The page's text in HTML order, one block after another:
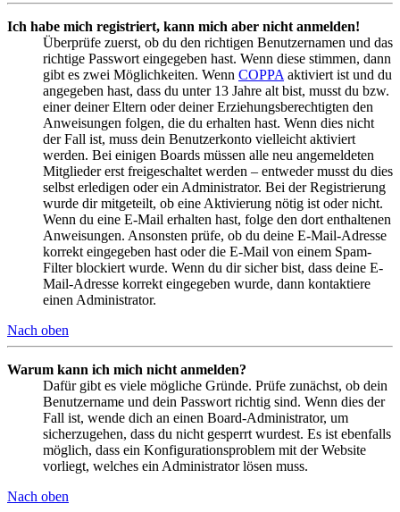
Ich habe mich registriert, kann mich aber nicht anmelden!
Überprüfe zuerst, ob du den richtigen Benutzernamen und das
richtige Passwort eingegeben hast. Wenn diese stimmen, dann
gibt es zwei Möglichkeiten. Wenn COPPA aktiviert ist und du
angegeben hast, dass du unter 13 Jahre alt bist, musst du bzw.
einer deiner Eltern oder deiner Erziehungsberechtigten den
Anweisungen folgen, die du erhalten hast. Wenn dies nicht
der Fall ist, muss dein Benutzerkonto vielleicht aktiviert
werden. Bei einigen Boards müssen alle neu angemeldeten
Mitglieder erst freigeschaltet werden – entweder musst du dies
selbst erledigen oder ein Administrator. Bei der Registrierung
wurde dir mitgeteilt, ob eine Aktivierung nötig ist oder nicht.
Wenn du eine E-Mail erhalten hast, folge den dort enthaltenen
Anweisungen. Ansonsten prüfe, ob du deine E-Mail-Adresse
korrekt eingegeben hast oder die E-Mail von einem Spam-
Filter blockiert wurde. Wenn du dir sicher bist, dass deine E-
Mail-Adresse korrekt eingegeben wurde, dann kontaktiere
einen Administrator.
Nach oben
Warum kann ich mich nicht anmelden?
Dafür gibt es viele mögliche Gründe. Prüfe zunächst, ob dein
Benutzername und dein Passwort richtig sind. Wenn dies der
Fall ist, wende dich an einen Board-Administrator, um
sicherzugehen, dass du nicht gesperrt wurdest. Es ist ebenfalls
möglich, dass ein Konfigurationsproblem mit der Website
vorliegt, welches ein Administrator lösen muss.
Nach oben